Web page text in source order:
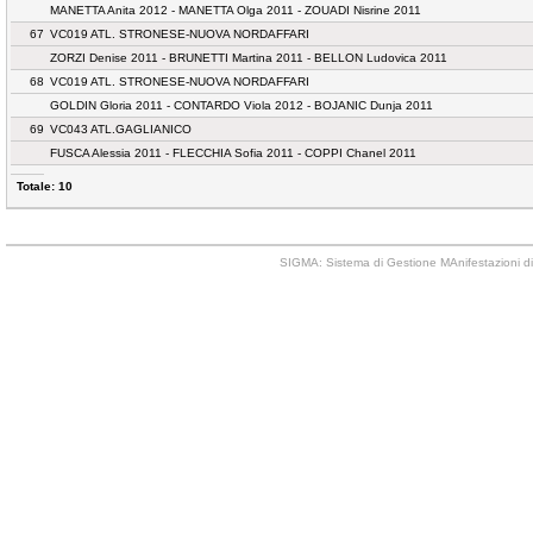
MANETTA Anita 2012 - MANETTA Olga 2011 - ZOUADI Nisrine 2011
67 VC019 ATL. STRONESE-NUOVA NORDAFFARI
ZORZI Denise 2011 - BRUNETTI Martina 2011 - BELLON Ludovica 2011
68 VC019 ATL. STRONESE-NUOVA NORDAFFARI
GOLDIN Gloria 2011 - CONTARDO Viola 2012 - BOJANIC Dunja 2011
69 VC043 ATL.GAGLIANICO
FUSCA Alessia 2011 - FLECCHIA Sofia 2011 - COPPI Chanel 2011
Totale: 10
SIGMA: Sistema di Gestione MAnifestazioni